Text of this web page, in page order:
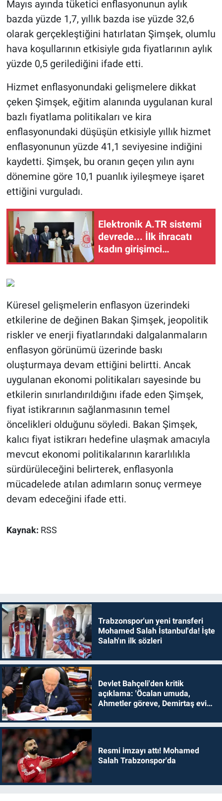
Mayıs ayında tüketici enflasyonunun aylık
bazda yüzde 1,7, yıllık bazda ise yüzde 32,6
olarak gerçekleştiğini hatırlatan Şimşek, olumlu
hava koşullarının etkisiyle gıda fiyatlarının aylık
yüzde 0,5 gerilediğini ifade etti.
Hizmet enflasyonundaki gelişmelere dikkat
çeken Şimşek, eğitim alanında uygulanan kural
bazlı fiyatlama politikaları ve kira
enflasyonundaki düşüşün etkisiyle yıllık hizmet
enflasyonunun yüzde 41,1 seviyesine indiğini
kaydetti. Şimşek, bu oranın geçen yılın aynı
dönemine göre 10,1 puanlık iyileşmeye işaret
ettiğini vurguladı.
Elektronik A.TR sistemi
devrede... İlk ihracatı
kadın girişimci
Küresel gelişmelerin enflasyon üzerindeki
etkilerine de değinen Bakan Şimşek, jeopolitik
riskler ve enerji fiyatlarındaki dalgalanmaların
enflasyon görünümü üzerinde baskı
oluşturmaya devam ettiğini belirtti. Ancak
uygulanan ekonomi politikaları sayesinde bu
etkilerin sınırlandırıldığını ifade eden Şimşek,
fiyat istikrarının sağlanmasının temel
öncelikleri olduğunu söyledi. Bakan Şimşek,
kalıcı fiyat istikrarı hedefine ulaşmak amacıyla
mevcut ekonomi politikalarının kararlılıkla
sürdürüleceğini belirterek, enflasyonla
mücadelede atılan adımların sonuç vermeye
devam edeceğini ifade etti.
Kaynak: RSS
Trabzonspor'un yeni transferi
Mohamed Salah İstanbul'da! İşte
Salah'ın ilk sözleri
Devlet Bahçeli'den kritik
açıklama: 'Öcalan umuda,
Ahmetler göreve, Demirtaş evine
Resmi imzayı attı! Mohamed
Salah Trabzonspor'da